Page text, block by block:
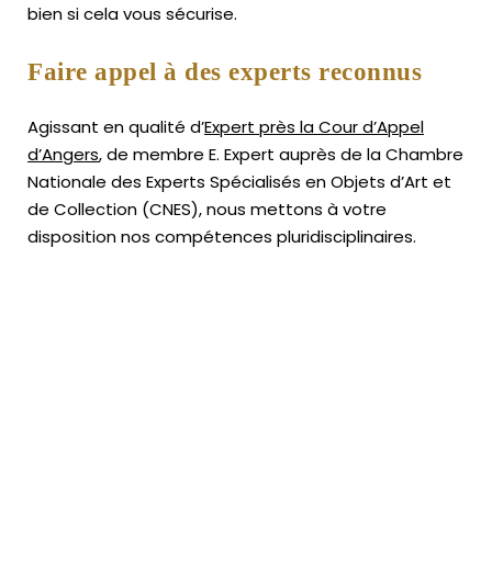
bien si cela vous sécurise.
Faire appel à des experts reconnus
Agissant en qualité d’Expert près la Cour d’Appel
d’Angers, de membre E. Expert auprès de laChambre
Nationale des Experts Spécialisés en Objets d’Art et
de Collection (CNES),nous mettons à votre
disposition nos compétences pluridisciplinaires.